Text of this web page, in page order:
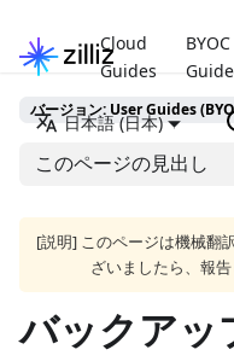
Cloud
Guides
BYOC
日本語 (日本)
バージョン: User Guides
このページの見出し
[説明] このページは機械翻
ざいましたら、報
バックアッ